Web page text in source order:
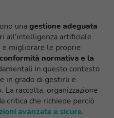
unagestione adeguata
all’intelligenza artificiale
e migliorare le proprie
conformità normativa e la
in questo contesto
in grado di gestirli e
raccolta, organizzazione
critica che richiede perciò
avanzate e sicure.